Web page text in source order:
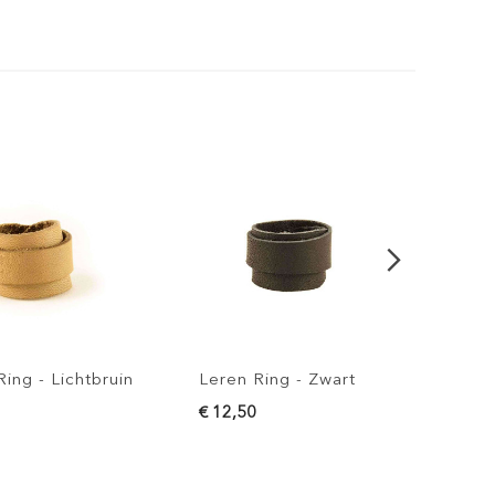
- Lichtbruin
Leren Ring - Zwart
€ 12,50